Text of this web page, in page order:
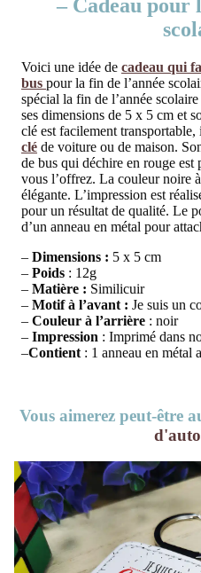
– Cadeau pour
Voici une idée de cadeau qui
bus pour la fin de l’année
spécial la fin de l’année
ses dimensions de 5 x 5 cm et
clé est facilement
clé de voiture ou de maison.
de bus qui déchire en rouge
vous l’offrez. La couleur noire
élégante. L’impression est
pour un résultat de qualité. Le
d’un anneau en métal pour
– Dimensions : 5 x 5 cm
– Poids : 12g
– Matière : Similicuir
– Motif à l’avant : Je suis un
– Couleur à l’arrière : noir
– Impression : Imprimé dans
–Contient : 1 anneau en métal
Vous aimerez peut-être